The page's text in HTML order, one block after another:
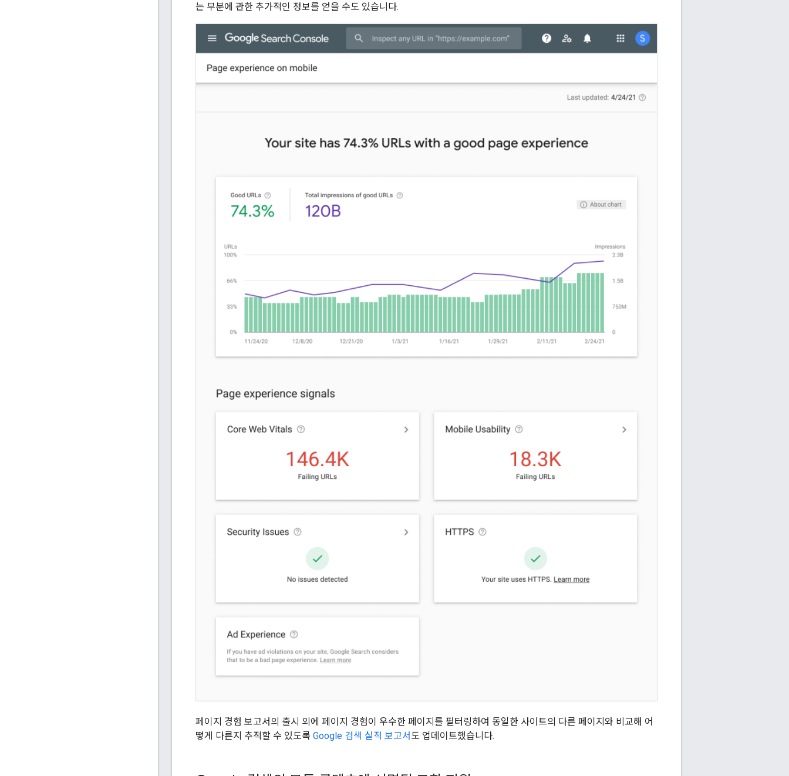
는 부분에 관한 추가적인 정보를 얻을 수도 있습니다.
페이지 경험 보고서의 출시 외에 페이지 경험이 우수한 페이지를 필터링하여 동일한 사이트의 다른 페이지와 비교해 어
떻게 다른지 추적할 수 있도록 Google 검색 실적 보고서 도 업데이트했습니다.